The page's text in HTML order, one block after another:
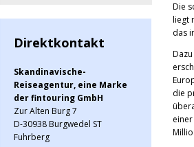
Direktkontakt
Skandinavische-
Reiseagentur, eine Marke
der fintouring GmbH
Zur Alten Burg 7
D-30938 Burgwedel ST
Fuhrberg
Die
liegt
das
die